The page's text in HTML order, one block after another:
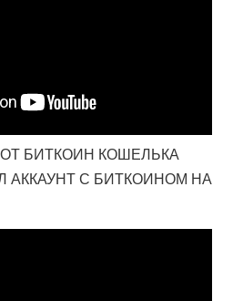
БИТКОИН КОШЕЛЬКА
АККАУНТ С БИТКОИНОМ НА